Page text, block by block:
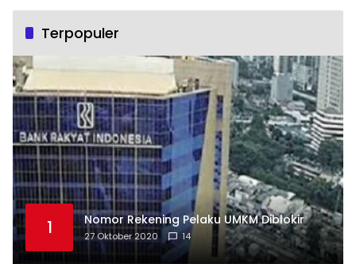
Terpopuler
1 Nomor Rekening Pelaku UMKM Diblokir
27 Oktober 2020 14